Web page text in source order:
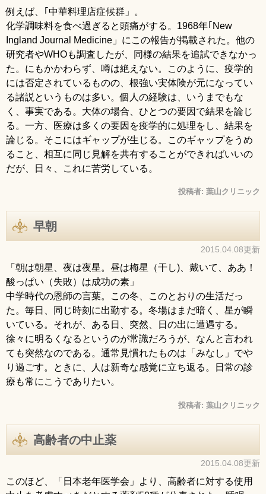
例えば、｢中華料理店症候群」。
化学調味料を食べ過ぎると頭痛がする。1968年｢New
Ingland Journal Medicine」にこの報告が掲載された。他の
研究者やWHOも調査したが、同様の結果を追試できなかっ
た。にもかかわらず、噂は絶えない。このように、疫学的
には否定されているものの、根強い実体険が元になってい
る諸説というものは多い。個人の経験は、いうまでもな
く、事実である。大体の場合、ひとつの要因で結果を論じ
る。一方、医療は多くの要因を疫学的に処理をし、結果を
論じる。そこにはギャップが生じる。このギャップをうめ
ること、相互に同じ見解を共有することができればいいの
だが、日々、これに苦労している。
投稿者: 葉山クリニック
早朝
2015.04.08更新
「朝は朝星、夜は夜星。昼は梅星（干し)、戴いて、ああ！
酸っぱい（失敗）は成功の素」
中学時代の恩師の言葉。この冬、このとおりの生活だっ
た。毎日、同じ時刻に出勤する。冬場はまだ暗く、星が瞬
いている。それが、ある日、突然、日の出に遭遇する。
徐々に明るくなるというのが常識だろうが、なんと言われ
ても突然なのである。通常見慣れたものは「みなし」でや
り過ごす。ときに、人は新奇な感覚に立ち返る。日常の診
療も常にこうでありたい。
投稿者: 葉山クリニック
高齢者の中止薬
2015.04.08更新
このほど、「日本老年医学会」より、高齢者に対する使用